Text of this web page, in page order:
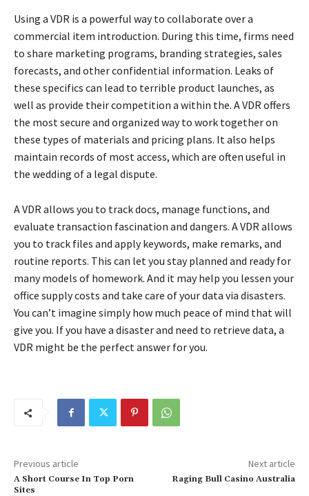
Using a VDR is a powerful way to collaborate over a
commercial item introduction. During this time, firms need
to share marketing programs, branding strategies, sales
forecasts, and other confidential information. Leaks of
these specifics can lead to terrible product launches, as
well as provide their competition a within the. A VDR offers
the most secure and organized way to work together on
these types of materials and pricing plans. It also helps
maintain records of most access, which are often useful in
the wedding of a legal dispute.
A VDR allows you to track docs, manage functions, and
evaluate transaction fascination and dangers. A VDR allows
you to track files and apply keywords, make remarks, and
routine reports. This can let you stay planned and ready for
many models of homework. And it may help you lessen your
office supply costs and take care of your data via disasters.
You can’t imagine simply how much peace of mind that will
give you. If you have a disaster and need to retrieve data, a
VDR might be the perfect answer for you.
Previous article
A Short Course In Top Porn
Sites
Next article
Raging Bull Casino Australia